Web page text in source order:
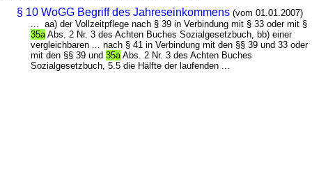
§ 10 WoGG Begriff des Jahreseinkommens (vom 01.01.2007)
... aa) der Vollzeitpflege nach § 39 in Verbindung mit § 33 oder mit §
35a Abs. 2 Nr. 3 des Achten Buches Sozialgesetzbuch, bb) einer
vergleichbaren ... nach § 41 in Verbindung mit den §§ 39 und 33 oder
mit den §§ 39 und35a Abs. 2 Nr. 3 des Achten Buches
Sozialgesetzbuch, 5.5 die Hälfte der laufenden ...